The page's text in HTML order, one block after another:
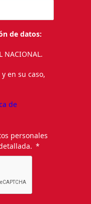
de datos:
NACIONAL.
en su caso,
de
personales